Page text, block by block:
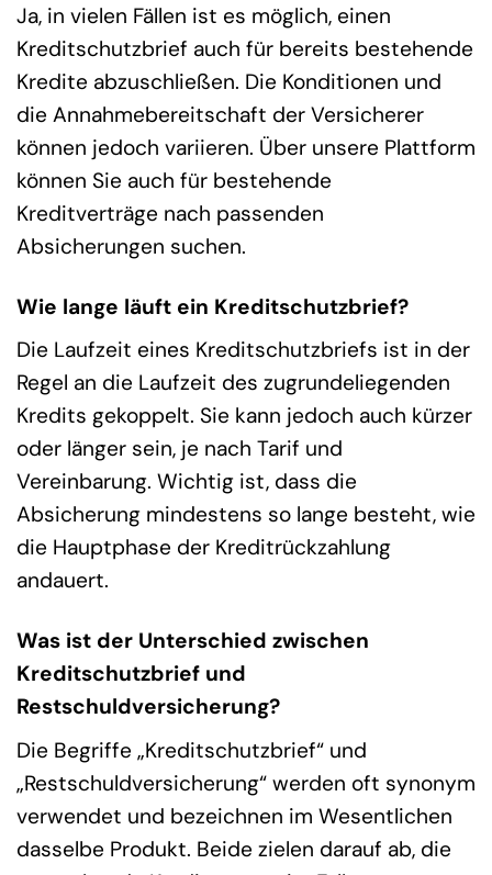
Ja, in vielen Fällen ist es möglich, einen
Kreditschutzbrief auch für bereits bestehende
Kredite abzuschließen. Die Konditionen und
die Annahmebereitschaft der Versicherer
können jedoch variieren. Über unsere Plattform
können Sie auch für bestehende
Kreditverträge nach passenden
Absicherungen suchen.
Wie lange läuft ein Kreditschutzbrief?
Die Laufzeit eines Kreditschutzbriefs ist in der
Regel an die Laufzeit des zugrundeliegenden
Kredits gekoppelt. Sie kann jedoch auch kürzer
oder länger sein, je nach Tarif und
Vereinbarung. Wichtig ist, dass die
Absicherung mindestens so lange besteht, wie
die Hauptphase der Kreditrückzahlung
andauert.
Was ist der Unterschied zwischen
Kreditschutzbrief und
Restschuldversicherung?
Die Begriffe „Kreditschutzbrief“ und
„Restschuldversicherung“ werden oft synonym
verwendet und bezeichnen im Wesentlichen
dasselbe Produkt. Beide zielen darauf ab, die